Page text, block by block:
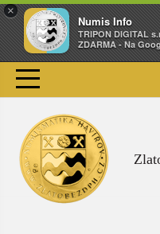
×
Numis Info
TRIPON DIGITAL
ZDARMA - Na